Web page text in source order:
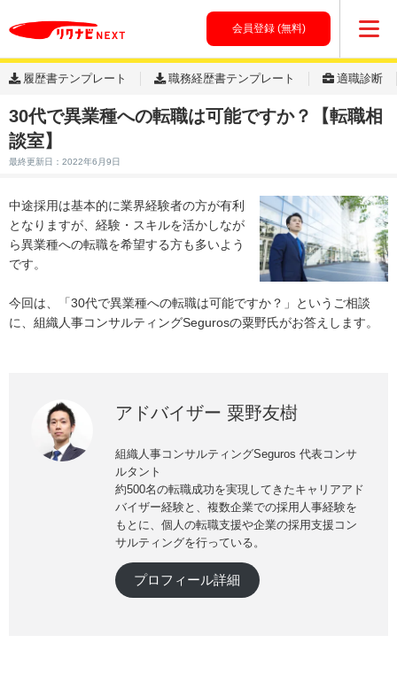
会員登録 (無料)
履歴書テンプレート 職務経歴書テンプレート 適職診断
30代で異業種への転職は可能ですか？【転職相
談室】
最終更新日：2022年6月9日
中途採用は基本的に業界経験者の方が有利
となりますが、経験・スキルを活かしなが
ら異業種への転職を希望する方も多いよう
です。
今回は、「30代で異業種への転職は可能ですか？」というご相談
に、組織人事コンサルティングSegurosの粟野氏がお答えします。
アドバイザー 粟野友樹
組織人事コンサルティングSeguros 代表コンサ
ルタント
約500名の転職成功を実現してきたキャリアアド
バイザー経験と、複数企業での採用人事経験を
もとに、個人の転職支援や企業の採用支援コン
サルティングを行っている。
プロフィール詳細